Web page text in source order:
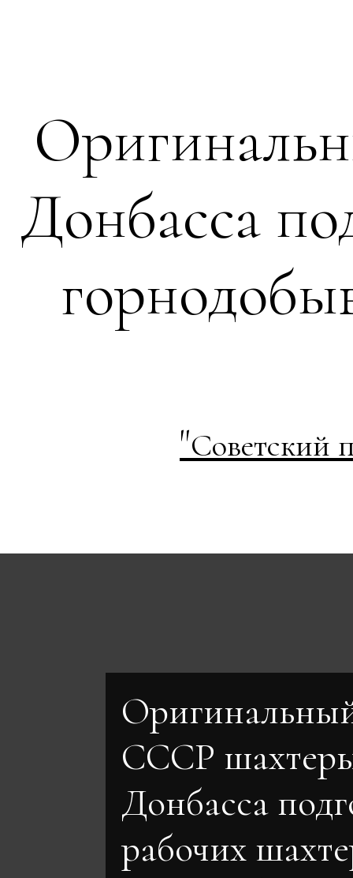
Донбасса
"Советский
СССР
Донбасса
рабочих